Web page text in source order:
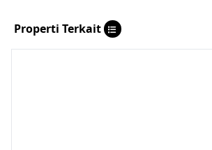
Properti Terkait